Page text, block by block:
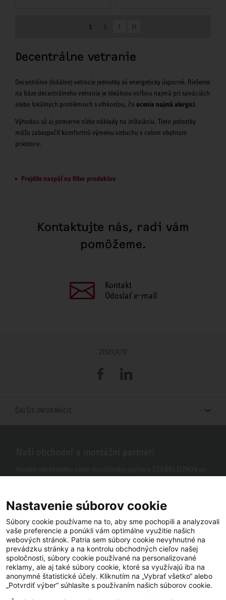
1
Decentrálne vetranie
Decentrálne (lokálne) vetracie jednotky sú energeticky úsporné. Riešenie
na báze decentrálneho vetrania je ideálnou voľbou najmä pri sanáciách
alebo lokálnych problémoch s vlhkosťou, čo ocenia najmä alergici.
Výhodou sú aj pomerne nízke náklady na inštaláciu. Tieto jednotky
môžu zabezpečiť komfortnú výmenu vzduchu v celom obytnom
priestore.
Prejdite naspäť na filter produktov
Kontaktujte nás, radi vám
pomôžeme.
Kontakt
Odoslať e-mail
ZDIEĽAJTE
FacebookLinkedIn
ĎALŠIE INFORMÁCIE
Facebook YouTube LinkedIn
Nastavenie súborov cookie
Súbory cookie používame na to, aby sme pochopili a analyzovali
vaše preferencie a ponúkli vám optimálne využitie našich
webových stránok. Patria sem súbory cookie nevyhnutné na
prevádzku stránky a na kontrolu obchodných cieľov našej
spoločnosti, súbory cookie používané na personalizované
reklamy, ale aj také súbory cookie, ktoré sa využívajú iba na
anonymné štatistické účely. Kliknutím na „Vybrať všetko“ alebo
„Potvrdiť výber“ súhlasíte s používaním našich súborov cookie.